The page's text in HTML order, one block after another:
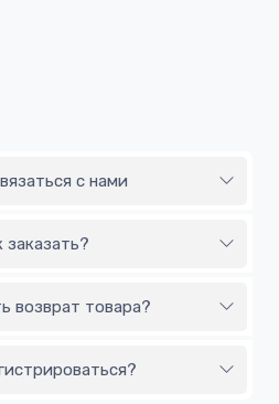
с нами
заказать?
возврат товара?